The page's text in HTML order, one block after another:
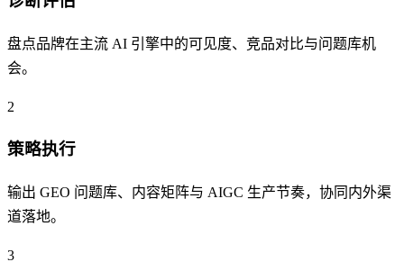
盘点品牌在主流 AI 引擎中的可见度、竞品对比与问题库机
会。
2
策略执行
输出 GEO 问题库、内容矩阵与 AIGC 生产节奏，协同内外渠
道落地。
3